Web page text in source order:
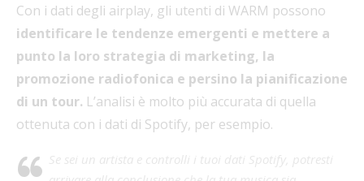
Con i dati degli airplay, gli utenti di WARM possono
identificare le tendenze emergenti e mettere a
punto la loro strategia di marketing, la
promozione radiofonica e persino la pianificazione
di un tour. L’analisi è molto più accurata di quella
ottenuta con i dati di Spotify, per esempio.
Se sei un artista e controlli i tuoi dati Spotify, potresti